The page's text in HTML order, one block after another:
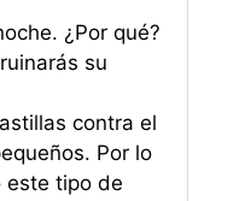
¿Por qué?
su
contra el
Por lo
este tipo de